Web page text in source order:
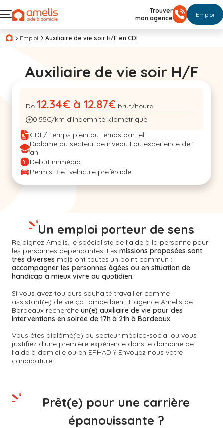
Trouver
mon agence
Emploi
Emploi Auxiliaire de vie soir H/F en CDI
Auxiliaire de vie soir H/F
De 12.34€ à 12.87€ brut/heure
0.55€/km d’indemnité kilométrique
CDI / Temps plein ou temps partiel
Diplôme du secteur de niveau I ou expérience de 1
an
Début immédiat
Permis B et véhicule préférable
Rejoignez Amelis, le spécialiste de l'aide à la personne pour
les personnes dépendantes. Les missions proposées sont
très diverses mais ont toutes un point commun :
accompagner les personnes âgées ou en situation de
handicap à mieux vivre au quotidien.
Si vous avez toujours souhaité travailler comme
assistant(e) de vie ça tombe bien ! L'agence Amelis de
Bordeaux recherche un(e) auxiliaire de vie pour des
interventions en soirée de 17h à 21h à Bordeaux.
Vous êtes diplômé(e) du secteur médico-social ou vous
justifiez d'une première expérience dans le domaine de
l'aide à domicile ou en EPHAD ? Envoyez nous votre
candidature !
Un emploi porteur de sens
Prêt(e) pour une carrière
épanouissante ?